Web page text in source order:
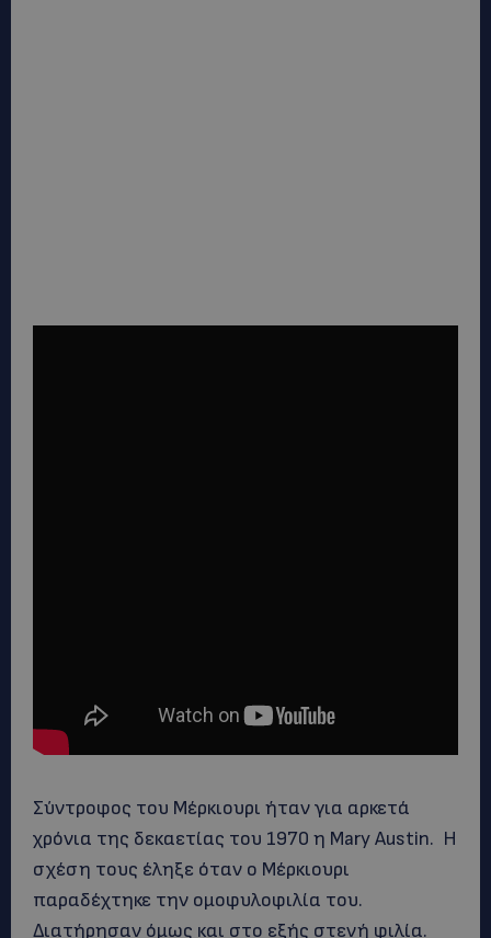
Σύντροφος του Μέρκιουρι ήταν για αρκετά
χρόνια της δεκαετίας του 1970 η Mary Austin. Η
σχέση τους έληξε όταν ο Μέρκιουρι
παραδέχτηκε την ομοφυλοφιλία του.
Διατήρησαν όμως και στο εξής στενή φιλία.